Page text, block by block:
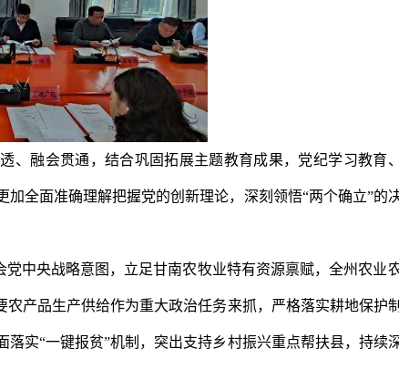
融会贯通，结合巩固拓展主题教育成果，党纪学习教育
全面准确理解把握党的创新理论，深刻领悟“两个确立”的
中央战略意图，立足甘南农牧业特有资源禀赋，全州农业
产品生产供给作为重大政治任务来抓，严格落实耕地保护
实“一键报贫”机制，突出支持乡村振兴重点帮扶县，持续